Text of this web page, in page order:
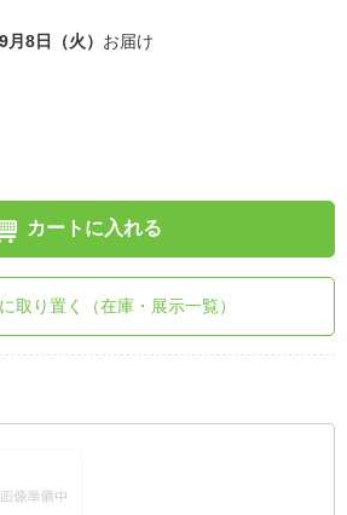
9月8日（火） お届け
カートに入れる
取り置く（在庫・展示一覧）